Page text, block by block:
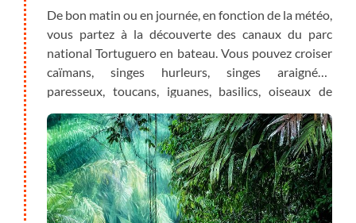
De bon matin ou en journée, en fonction de la météo,
vous partez à la découverte des canaux du parc
national Tortuguero en bateau. Vous pouvez croiser
caïmans, singes hurleurs, singes araignées,
paresseux, toucans, iguanes, basilics, oiseaux de
toutes les couleurs…
Profitez du reste de la journée pour profiter des
infrastructures de votre hébergement.